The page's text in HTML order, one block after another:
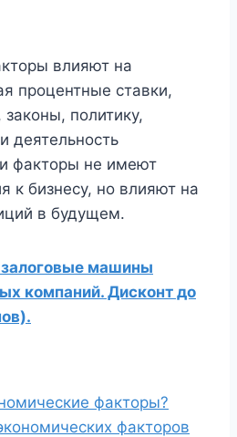
влияют на
процентные ставки,
политику,
деятельность
факторы не имеют
к бизнесу, но влияют на
в будущем.
машины
компаний. Дисконт до
факторы?
факторов